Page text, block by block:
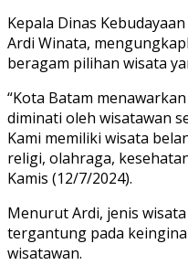
Kepala Dinas
Ardi Winata,
beragam pilihan wisata
“Kota Batam
diminati oleh wisatawan
Kami memiliki wisata
religi, olahraga,
Kamis (12/7/2024).
Menurut Ardi, jenis
tergantung pada
wisatawan.